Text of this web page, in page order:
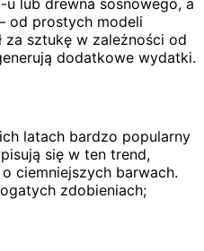
od prostych modeli
sztukę w zależności od
dodatkowe wydatki.
latach bardzo popularny
się w ten trend,
ciemniejszych barwach.
zdobieniach;